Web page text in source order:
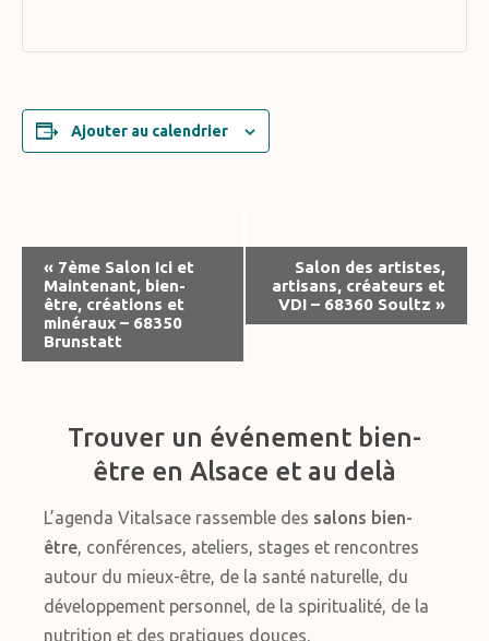
Ajouter au calendrier
Navigation
Évènement
« 7ème Salon Ici et
Maintenant, bien-
être, créations et
minéraux – 68350
Brunstatt
Salon des artistes,
artisans, créateurs et
VDI – 68360 Soultz »
Trouver un événement bien-
être en Alsace et au delà
L’agenda Vitalsace rassemble des salons bien-
être, conférences, ateliers, stages et rencontres
autour du mieux-être, de la santé naturelle, du
développement personnel, de la spiritualité, de la
nutrition et des pratiques douces.